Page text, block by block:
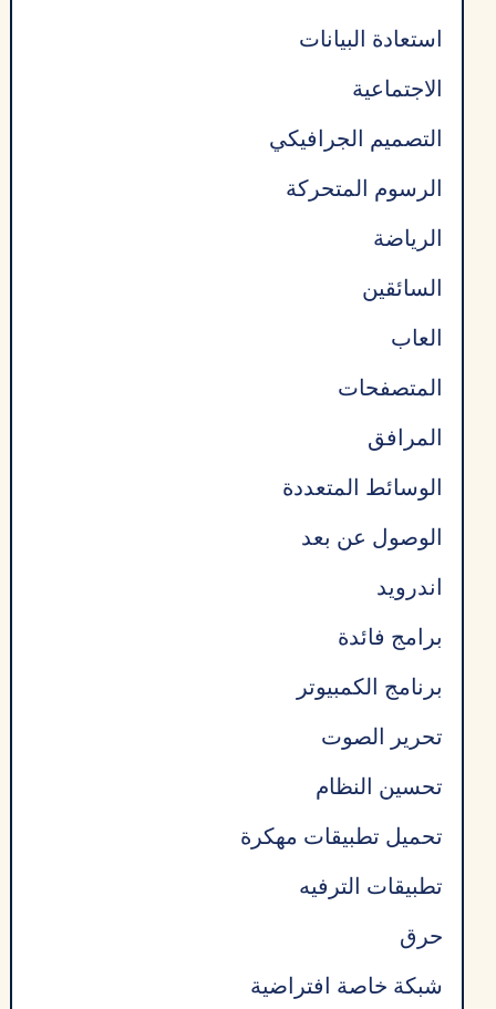
استعادة البيانات
الاجتماعية
التصميم الجرافيكي
الرسوم المتحركة
الرياضة
السائقين
العاب
المتصفحات
المرافق
الوسائط المتعددة
الوصول عن بعد
اندرويد
برامج فائدة
برنامج الكمبيوتر
تحرير الصوت
تحسين النظام
تحميل تطبيقات مهكرة
تطبيقات الترفيه
حرق
شبكة خاصة افتراضية